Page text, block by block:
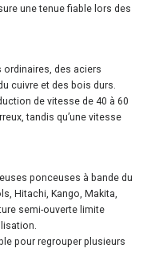
une tenue fiable lors des
ordinaires, des aciers
cuivre et des bois durs.
de vitesse de 40 à 60
tandis qu’une vitesse
ponceuses à bande du
Hitachi, Kango, Makita,
semi-ouverte limite
pour regrouper plusieurs